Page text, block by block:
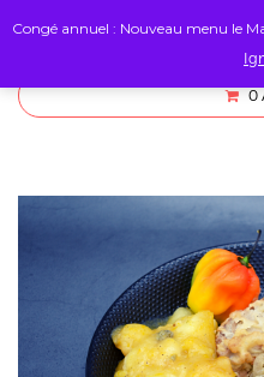
0
Congé annuel : Nouveau menu le